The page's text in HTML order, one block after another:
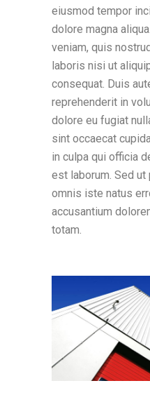
eiusmod tempor
dolore magna
veniam, quis
laboris nisi ut
consequat. Duis
reprehenderit in
dolore eu fugiat
sint occaecat
in culpa qui officia
est laborum. Sed
omnis iste natus
accusantium
totam.